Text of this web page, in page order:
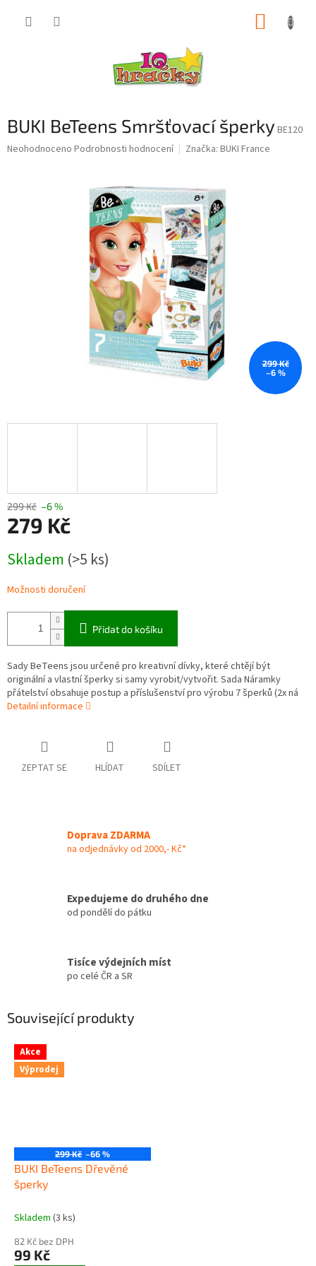
BUKI BeTeens Smršťovací šperky BE120
Průměrné
Neohodnoceno Podrobnosti hodnocení Značka: BUKI France
299 Kč
–6 %
299 Kč –6 %
279 Kč
cena:
Skladem (>5 ks)
Možnosti doručení
Přidat do košíku
Sady BeTeens jsou určené pro kreativní dívky, které chtějí být
originální a vlastní šperky si samy vyrobit/vytvořit. Sada Náramky
přátelství obsahuje postup a příslušenství pro výrobu 7 šperků (2x ná
Detailní informace
ZEPTAT SE HLÍDAT SDÍLET
Doprava ZDARMA
na odjednávky od 2000,- Kč*
Expedujeme do druhého dne
od pondělí do pátku
Tisíce výdejních míst
po celé ČR a SR
Související produkty
Akce
Výprodej
299 Kč –66 %
BUKI BeTeens Dřevěné
šperky
Skladem (3 ks)
82 Kč bez DPH
99 Kč